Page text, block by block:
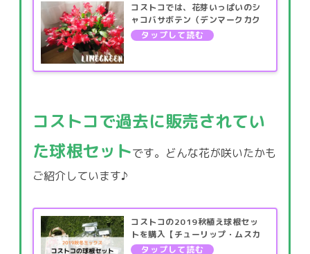
コストコでは、花芽いっぱいのシ
ャコバサボテン（デンマークカク
タス）も売ってます
コストコで過去に販売されてい
た球根セットです。どんな花が咲いたかも
ご紹介しています♪
コストコの2019秋植え球根セッ
トを購入【チューリップ・ムスカ
リ・ヒヤシンスなど】